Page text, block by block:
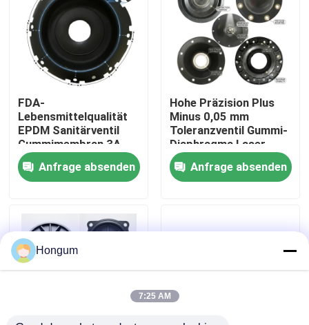
Über uns
Werksbesichtigung
Qualitätskontrolle
Neuigkeiten
Bitte um ein Angebot
Gummimembrandichtungen
FDA-
Lebensmittelqualität
EPDM Sanitärventil
Gummimembran 3A
Milchprodukte CIP SIP
Clean Steam
kompatibel
Anfrage absenden
Hohe Präzision Plus
Minus 0,05 mm
Toleranzventil Gummi-
Diaphragma Laser
gemessen Injektion
geformtAnfrage absenden
Hongum
7:25 AM